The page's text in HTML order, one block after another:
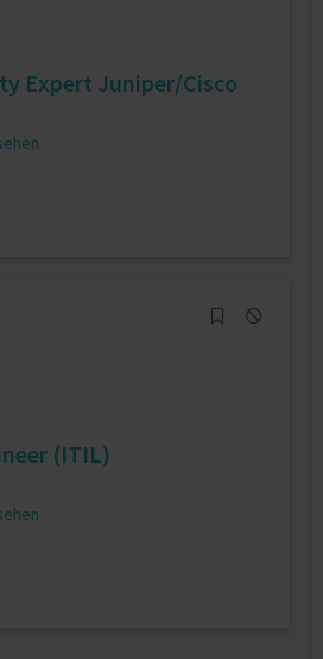
Expert Juniper/Cisco
(ITIL)